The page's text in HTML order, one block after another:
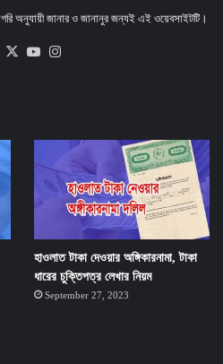
অনুযায়ী জানার ও জানানুর জন্যই এই ওয়েবসাইটটি।
Facebook
X YouTube
হাওলাত টাকা দেওয়ার অঙ্গিকারনামা, টাকা
ধারের চুক্তিপত্র লেখার নিয়ম
September 27, 2023